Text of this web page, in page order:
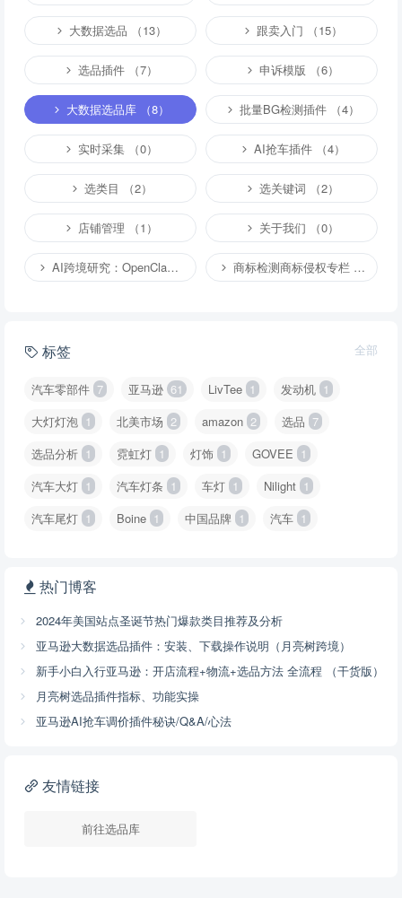
大数据选品 （13） 跟卖入门 （15）
选品插件 （7） 申诉模版 （6）
大数据选品库 （8） 批量BG检测插件 （4）
实时采集 （0） AI抢车插件 （4）
选类目 （2） 选关键词 （2）
店铺管理 （1） 关于我们 （0）
AI跨境研究：OpenClaw小龙虾等应用 （2） 商标检测商标侵权专栏 （1）
标签 全部
汽车零部件 7 亚马逊 61 LivTee 1 发动机 1
大灯灯泡 1 北美市场 2 amazon 2 选品 7
选品分析 1 霓虹灯 1 灯饰 1 GOVEE 1
汽车大灯 1 汽车灯条 1 车灯 1 Nilight 1
汽车尾灯 1 Boine 1 中国品牌 1 汽车 1
热门博客
2024年美国站点圣诞节热门爆款类目推荐及分析
亚马逊大数据选品插件：安装、下载操作说明（月亮树跨境）
新手小白入行亚马逊：开店流程+物流+选品方法 全流程 （干货版）
月亮树选品插件指标、功能实操
亚马逊AI抢车调价插件秘诀/Q&A/心法
友情链接
前往选品库